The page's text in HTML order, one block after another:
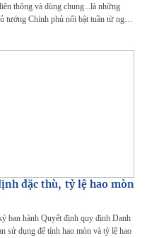
thông và dùng chung...là những
tướng Chính phủ nổi bật tuần từ ngày
đặc thù, tỷ lệ hao mòn
ban hành Quyết định quy định Danh
sử dụng để tính hao mòn và tỷ lệ hao